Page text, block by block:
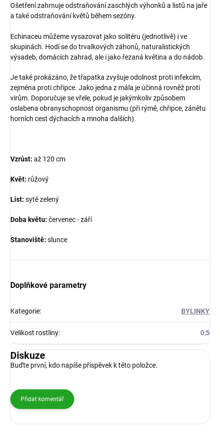
Ošetření zahrnuje odstraňování zaschlých výhonků a listů na jaře
a také odstraňování květů během sezóny.
Echinaceu můžeme vysazovat jako solitéru (jednotlivě) i ve
skupinách. Hodí se do trvalkových záhonů, naturalistických
výsadeb, domácích zahrad, ale i jako řezaná květina a do nádob.
Je také prokázáno, že třapatka zvyšuje odolnost proti infekcím,
zejména proti chřipce. Jako jedna z mála je účinná rovněž proti
virům. Doporučuje se vřele, pokud je jakýmkoliv způsobem
oslabena obranyschopnost organismu (při rýmě, chřipce, zánětu
horních cest dýchacích a mnoha dalších).
Vzrůst: až 120 cm
Květ: růžový
List: sytě zelený
Doba květu: červenec - září
Stanoviště: slunce
Doplňkové parametry
Kategorie: BYLINKY
Velikost rostliny: 0,5
Diskuze
Buďte první, kdo napíše příspěvek k této položce.
Přidat komentář